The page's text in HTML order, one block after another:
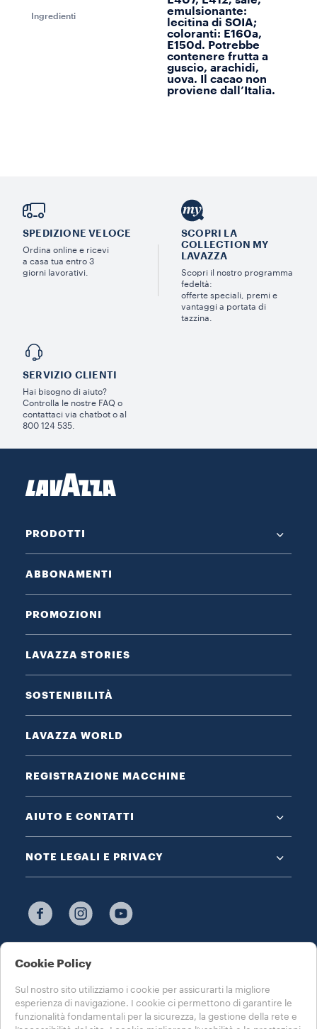
Ingredienti
emulsionante:
lecitina di SOIA;
coloranti: E160a,
E150d. Potrebbe
contenere frutta a
guscio, arachidi,
uova. Il cacao non
proviene dall’Italia.
SPEDIZIONE VELOCE
Ordina online e ricevi
a casa tua entro 3
giorni lavorativi.
SCOPRI LA
COLLECTION MY
LAVAZZA
Scopri il nostro programma
fedeltà:
offerte speciali, premi e
vantaggi a portata di
tazzina.
SERVIZIO CLIENTI​
Hai bisogno di aiuto?​
Controlla le nostre FAQ o
contattaci via chatbot o al
800 124 535.
PRODOTTI
ABBONAMENTI
PROMOZIONI
LAVAZZA STORIES
SOSTENIBILITÀ
LAVAZZA WORLD
REGISTRAZIONE MACCHINE
AIUTO E CONTATTI
NOTE LEGALI E PRIVACY
SCEGLI IL TUO PAESE
Cookie Policy
Sul nostro sito utilizziamo i cookie per assicurarti la migliore
esperienza di navigazione. I cookie ci permettono di garantire le
funzionalità fondamentali per la sicurezza, la gestione della rete e